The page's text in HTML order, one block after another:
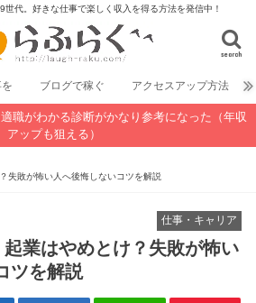
世代。好きな仕事で楽しく収入を得る方法を発信中！
search
ブログで稼ぐ アクセスアップ方法
職がわかる診断がかなり参考になった（年収
アップも狙える）
失敗が怖い人へ後悔しないコツを解説
仕事・キャリア
業はやめとけ？失敗が怖い
ツを解説